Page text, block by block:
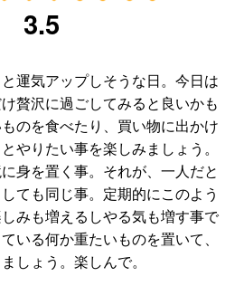
3.5
運気アップしそうな日。今日は
贅沢に過ごしてみると良いかも
のを食べたり、買い物に出かけ
やりたい事を楽しみましょう。
身を置く事。それが、一人だと
ても同じ事。定期的にこのよう
みも増えるしやる気も増す事で
いる何か重たいものを置いて、
しょう。楽しんで。